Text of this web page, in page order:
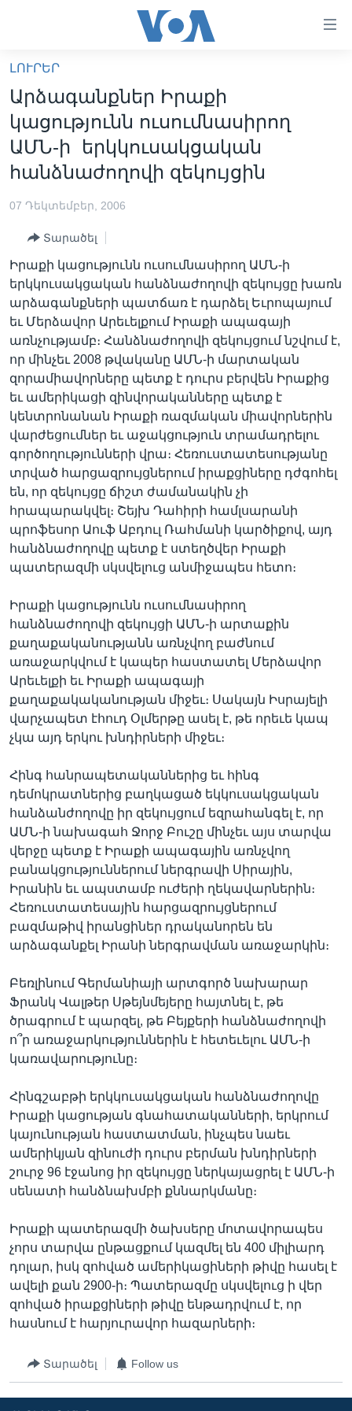
հիմնական
բովանդակությանը
անցնել
հիմնական
բովանդակությանը
հիմնական
ԼՈՒՐԵՐ
ՍՓՅՈՒՌՔ
ՏԵՍԱՆՅՈՒԹԵՐ
«ԱՄԵՐԻԿԱՅԻ ՁԱՅՆ»-Ի ԿԱՆՈՆԱԴՐՈՒԹՅՈՒՆ
ԿԱՊ ՄԵԶ ՀԵՏ
Learning English
ՀԵՏԵՒԵՔ ՄԵԶ
Լեզուներ
ԼՈՒՐԵՐ
Արձագանքներ Իրաքի
կացությունն ուսումնասիրող
ԱՄՆ-ի երկկուսակցական
հանձնաժողովի զեկույցին
07 Դեկտեմբեր, 2006
Տարածել
Իրաքի կացությունն ուսումնասիրող ԱՄՆ-ի
երկկուսակցական հանձնաժողովի զեկույցը խառն
արձագանքների պատճառ է դարձել Եւրոպայում
եւ Մերձավոր Արեւելքում Իրաքի ապագայի
առնչությամբ։ Հանձնաժողովի զեկույցում նշվում է,
որ մինչեւ 2008 թվականը ԱՄՆ-ի մարտական
զորամիավորները պետք է դուրս բերվեն Իրաքից
եւ ամերիկացի զինվորականները պետք է
կենտրոնանան Իրաքի ռազմական միավորներին
վարժեցումներ եւ աջակցություն տրամադրելու
գործողությունների վրա։ Հեռուստատեսությանը
տրված հարցազրույցներում իրաքցիները դժգոհել
են, որ զեկույցը ճիշտ ժամանակին չի
հրապարակվել։ Շեյխ Դահիրի համլսարանի
պրոֆեսոր Աուֆ Աբդուլ Ռահմանի կարծիքով, այդ
հանձնաժողովը պետք է ստեղծվեր Իրաքի
պատերազմի սկսվելուց անմիջապես հետո։
Իրաքի կացությունն ուսումնասիրող
հանձնաժողովի զեկույցի ԱՄՆ-ի արտաքին
քաղաքականությանն առնչվող բաժնում
առաջարկվում է կապեր հաստատել Մերձավոր
Արեւելքի եւ Իրաքի ապագայի
քաղաքակականության միջեւ։ Սակայն Իսրայելի
վարչապետ էհուդ Օլմերթը ասել է, թե որեւե կապ
չկա այդ երկու խնդիրների միջեւ։
Հինգ հանրապետականներից եւ հինգ
դեմոկրատներից բաղկացած եկկուսակցական
հանձանժողովը իր զեկույցում եզրահանգել է, որ
ԱՄՆ-ի նախագահ Ջորջ Բուշը մինչեւ այս տարվա
վերջը պետք է Իրաքի ապագային առնչվող
բանակցություններում ներգրավի Սիրային,
Իրանին եւ ապստամբ ուժերի ղեկավարներին։
Հեռուստատեսային հարցազրույցներում
բազմաթիվ իրանցիներ դրականորեն են
արձագանքել Իրանի ներգրավման առաջարկին։
Բեռլինում Գերմանիայի արտգործ նախարար
Ֆրանկ Վալթեր Սթեյնմեյերը հայտնել է, թե
ծրագրում է պարզել, թե Բեյքերի հանձնաժողովի
ո՞ր առաջարկություններին է հետեւելու ԱՄՆ-ի
կառավարությունը։
Հինգշաբթի երկկուսակցական հանձնաժողովը
Իրաքի կացության գնահատականների, երկրում
կայունության հաստատման, ինչպես նաեւ
ամերիկյան զինուժի դուրս բերման խնդիրների
շուրջ 96 էջանոց իր զեկույցը ներկայացրել է ԱՄՆ-ի
սենատի հանձնախմբի քննարկմանը։
Իրաքի պատերազմի ծախսերը մոտավորապես
չորս տարվա ընթացքում կազմել են 400 միլիարդ
դոլար, իսկ զոհված ամերիկացիների թիվը հասել է
ավելի քան 2900-ի։ Պատերազմը սկսվելուց ի վեր
զոհված իրաքցիների թիվը ենթադրվում է, որ
հասնում է հարյուրավոր հազարների։
Տարածել Follow us